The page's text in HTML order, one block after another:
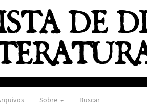
Sobre Buscar